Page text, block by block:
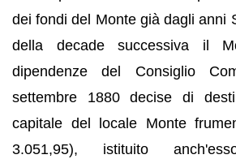
dei fondi del Monte già dagli anni
della decade successiva il
dipendenze del Consiglio
settembre 1880 decise di
capitale del locale Monte
3.051,95), istituito